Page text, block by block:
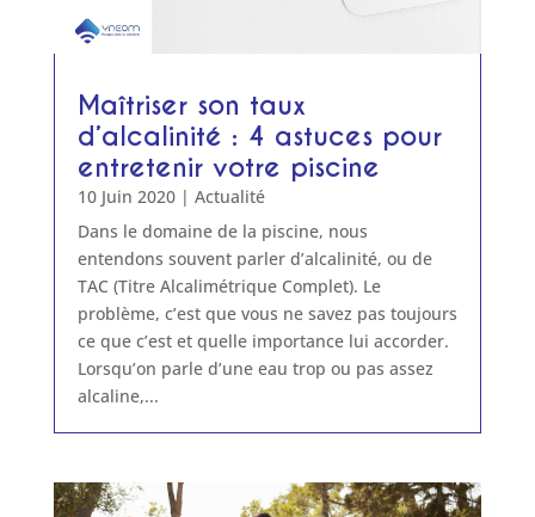
Maîtriser son taux
d’alcalinité : 4 astuces pour
entretenir votre piscine
10 Juin 2020| Actualité
Dans le domaine de la piscine, nous
entendons souvent parler d’alcalinité, ou de
TAC (Titre Alcalimétrique Complet). Le
problème, c’est que vous ne savez pas toujours
ce que c’est et quelle importance lui accorder.
Lorsqu’on parle d’une eau trop ou pas assez
alcaline,...